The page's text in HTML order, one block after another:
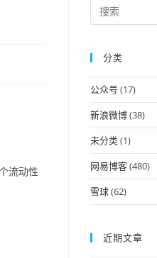
流动性
分类
公众号 (17)
新浪微博(38)
未分类(1)
网易博客(480)
雪球(62)
近期文章